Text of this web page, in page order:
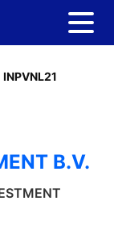
INPVNL21
B.V.